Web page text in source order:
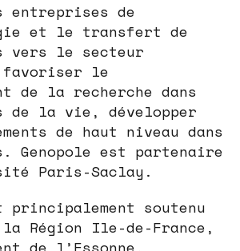
entreprises de
et le transfert de
vers le secteur
le
de la recherche dans
de la vie, développer
de haut niveau dans
Genopole est partenaire
Paris-Saclay.
principalement soutenu
Région Ile-de-France,